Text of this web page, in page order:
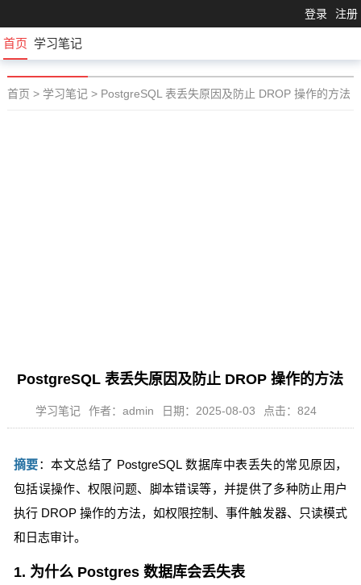
登录 注册
首页 学习笔记
首页 > 学习笔记 > PostgreSQL 表丢失原因及防止 DROP 操作的方法
PostgreSQL 表丢失原因及防止 DROP 操作的方法
学习笔记 作者：admin 日期：2025-08-03 点击：824
摘要：本文总结了 PostgreSQL 数据库中表丢失的常见原因，
包括误操作、权限问题、脚本错误等，并提供了多种防止用户
执行 DROP 操作的方法，如权限控制、事件触发器、只读模式
和日志审计。
1. 为什么 Postgres 数据库会丢失表